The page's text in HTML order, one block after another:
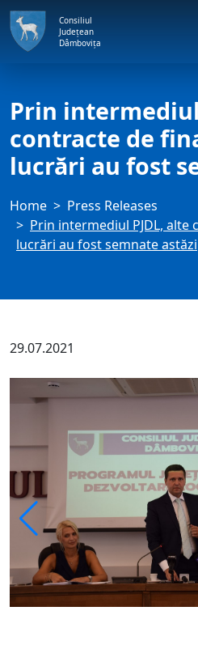
Consiliul
Județean
Dâmbovița
Prin intermediul
contracte de
lucrări au fost
Home
Press Releases
Prin intermediul PJDL,
lucrări au fost semnate astăzi
29.07.2021